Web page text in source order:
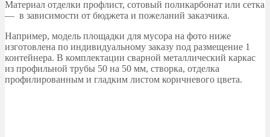
Материал отделки профлист, сотовый поликарбонат или сетка
— в зависимости от бюджета и пожеланий заказчика.
Например, модель площадки для мусора на фото ниже
изготовлена по индивидуальному заказу под размещение 1
контейнера. В комплектации сварной металлический каркас
из профильной трубы 50 на 50 мм, створка, отделка
профилированным и гладким листом коричневого цвета.